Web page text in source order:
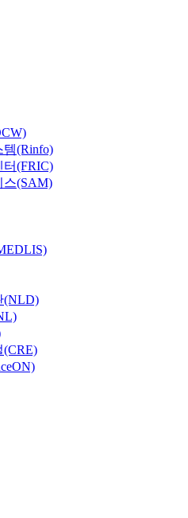
템(Rinfo)
터(FRIC)
스(SAM)
(NLD)